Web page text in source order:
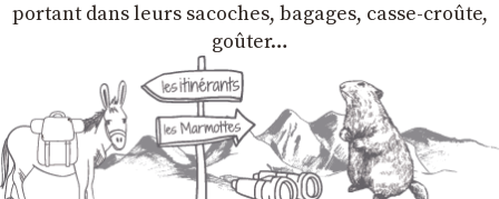
portant dans leurs sacoches, bagages, casse-croûte,
goûter…